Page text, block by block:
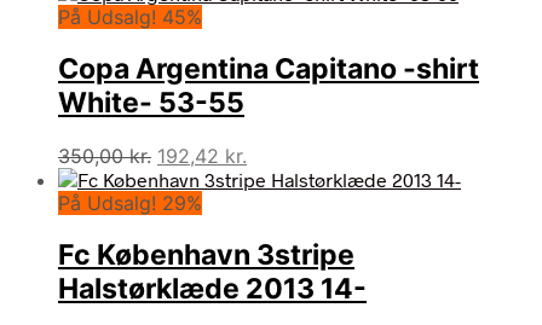
På Udsalg! 45%
Copa Argentina Capitano -shirt
White- 53-55
350,00kr. Den
oprindelige
pris
350,00 kr..
192,42 kr.
aktuelle
192,42 kr..
På Udsalg! 29%
Fc København 3stripe
Halstørklæde 2013 14-